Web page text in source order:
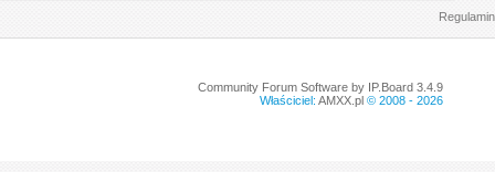
Regulamin
Community Forum Software by IP.Board 3.4.9
Właściciel: AMXX.pl© 2008 - 2026